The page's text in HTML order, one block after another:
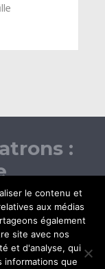
:
le contenu et
aux médias
également
site avec nos
et d'analyse, qui
informations que